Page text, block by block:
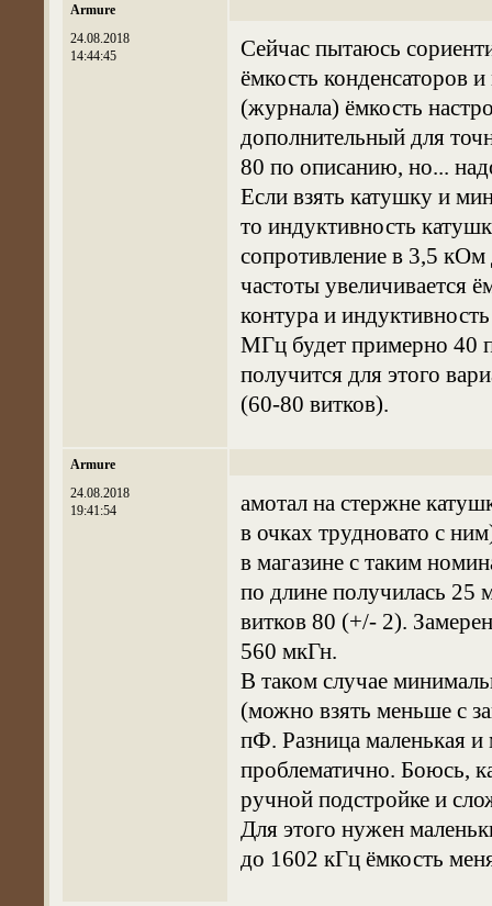
Armure
24.08.2018
14:44:45
Сейчас пытаюсь
ёмкость конденсаторов
(журнала) ёмкость
дополнительный для
80 по описанию, но...
Если взять катушку и
то индуктивность
сопротивление в 3,5
частоты увеличивается
контура и
МГц будет примерно 40
получится для этого
(60-80 витков).
Armure
24.08.2018
19:41:54
амотал на стержне
в очках трудновато с
в магазине с таким
по длине получилась 25
витков 80 (+/- 2).
560 мкГн.
В таком случае
(можно взять меньше с
пФ. Разница маленькая и
проблематично. Боюсь,
ручной подстройке и
Для этого нужен
до 1602 кГц ёмкость